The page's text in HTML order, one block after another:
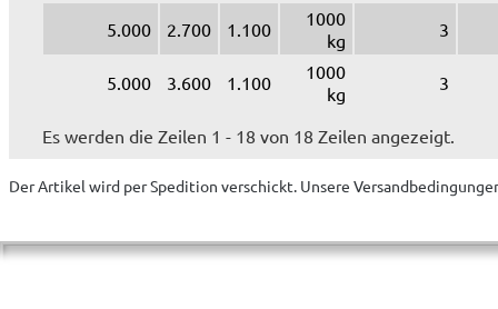
5.000 2.700 1.100
1000
kg
3
5.000 3.600 1.100
1000
kg
3
Es werden die Zeilen 1 - 18 von 18 Zeilen angezeigt.
Der Artikel wird per Spedition verschickt. Unsere